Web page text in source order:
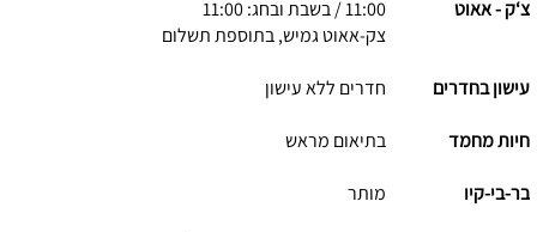
צ‘ק - אאוט
11:00 / בשבת ובחג: 11:00
צק-אאוט גמיש, בתוספת תשלום
עישון בחדרים חדרים ללא עישון
חיות מחמד בתיאום מראש
בר-בי-קיו מותר